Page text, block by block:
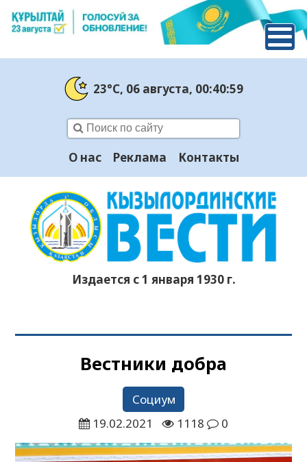
23°C, 06 августа, 00:41:00
О нас Реклама Контакты
Издается с 1 января 1930 г.
Вестники добра
Социум
19.02.2021
1118 0